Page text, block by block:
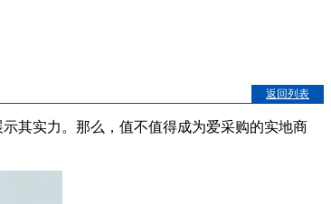
返回列表
其实力。那么，值不值得成为爱采购的实地商